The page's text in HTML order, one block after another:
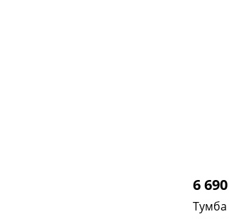
6 690
Тумба